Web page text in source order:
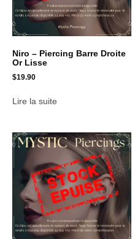
Niro – Piercing Barre Droite
Or Lisse
$19.90
Lire la suite